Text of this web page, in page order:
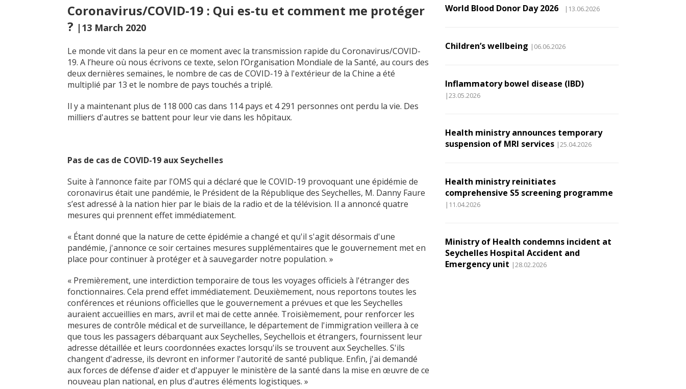
Coronavirus/COVID-19 : Qui es-tu et comment me protéger
? |13 March 2020
Le monde vit dans la peur en ce moment avec la transmission rapide du Coronavirus/COVID-
19. A l’heure où nous écrivons ce texte, selon l’Organisation Mondiale de la Santé, au cours des
deux dernières semaines, le nombre de cas de COVID-19 à l'extérieur de la Chine a été
multiplié par 13 et le nombre de pays touchés a triplé.
Il y a maintenant plus de 118 000 cas dans 114 pays et 4 291 personnes ont perdu la vie. Des
milliers d'autres se battent pour leur vie dans les hôpitaux.
Pas de cas de COVID-19 aux Seychelles
Suite à l’annonce faite par l'OMS qui a déclaré que le COVID-19 provoquant une épidémie de
coronavirus était une pandémie, le Président de la République des Seychelles, M. Danny Faure
s’est adressé à la nation hier par le biais de la radio et de la télévision. Il a annoncé quatre
mesures qui prennent effet immédiatement.
« Étant donné que la nature de cette épidémie a changé et qu'il s'agit désormais d'une
pandémie, j'annonce ce soir certaines mesures supplémentaires que le gouvernement met en
place pour continuer à protéger et à sauvegarder notre population. »
« Premièrement, une interdiction temporaire de tous les voyages officiels à l'étranger des
fonctionnaires. Cela prend effet immédiatement. Deuxièmement, nous reportons toutes les
conférences et réunions officielles que le gouvernement a prévues et que les Seychelles
auraient accueillies en mars, avril et mai de cette année. Troisièmement, pour renforcer les
mesures de contrôle médical et de surveillance, le département de l'immigration veillera à ce
que tous les passagers débarquant aux Seychelles, Seychellois et étrangers, fournissent leur
adresse détaillée et leurs coordonnées exactes lorsqu'ils se trouvent aux Seychelles. S'ils
changent d'adresse, ils devront en informer l'autorité de santé publique. Enfin, j'ai demandé
aux forces de défense d'aider et d'appuyer le ministère de la santé dans la mise en œuvre de ce
nouveau plan national, en plus d'autres éléments logistiques. »
World Blood Donor Day 2026 |13.06.2026
Children’s wellbeing |06.06.2026
Inflammatory bowel disease (IBD)
|23.05.2026
Health ministry announces temporary
suspension of MRI services |25.04.2026
Health ministry reinitiates
comprehensive S5 screening programme
|11.04.2026
Ministry of Health condemns incident at
Seychelles Hospital Accident and
Emergency unit |28.02.2026